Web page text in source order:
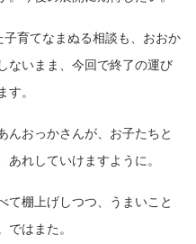
育てなまぬる相談も、おおか
ないまま、今回で終了の運び
。
んおっかさんが、お子たちと
れしていけますように。
て棚上げしつつ、うまいこと
はまた。